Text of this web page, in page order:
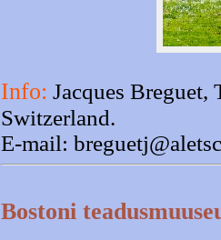
Info: Jacques
Switzerland.
E-mail:
Bostoni